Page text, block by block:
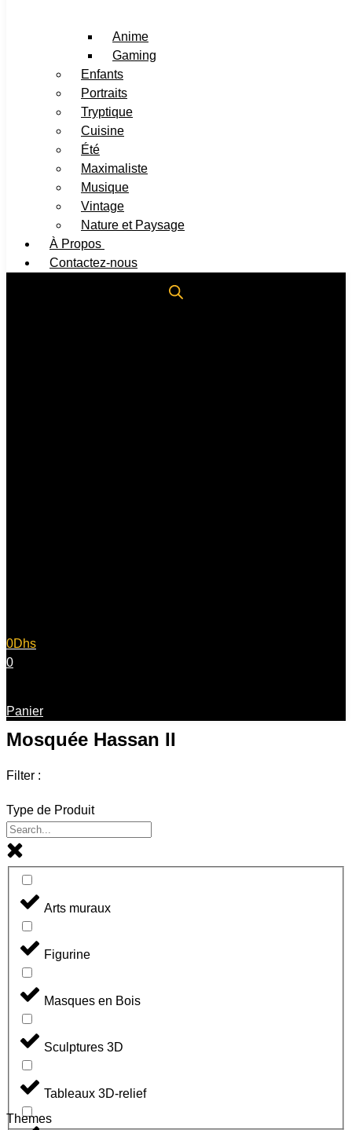
Anime
Gaming
Enfants
Portraits
Tryptique
Cuisine
Été
Maximaliste
Musique
Vintage
Nature et Paysage
À Propos ​
Contactez-nous
0Dhs
0
Panier
Mosquée Hassan II
Filter :
Type de Produit
Arts muraux
Figurine
Masques en Bois
Sculptures 3D
Tableaux 3D-relief
Themes